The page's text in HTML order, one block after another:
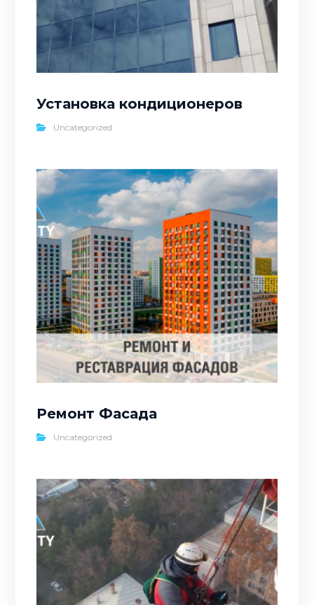
Установка кондиционеров
Uncategorized
Ремонт Фасада
Uncategorized